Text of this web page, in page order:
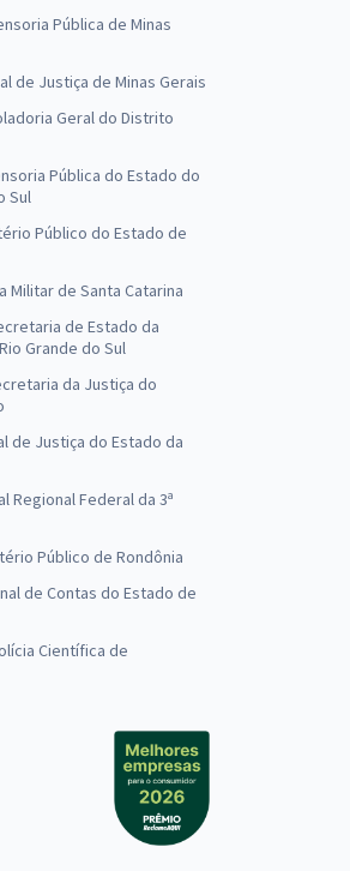
Pública de Minas
de Justiça de Minas Gerais
Geral do Distrito
Pública do Estado do
Sul
Público do Estado de
Militar de Santa Catarina
de Estado da
Grande do Sul
da Justiça do
de Justiça do Estado da
Regional Federal da 3ª
Público de Rondônia
de Contas do Estado de
Científica de